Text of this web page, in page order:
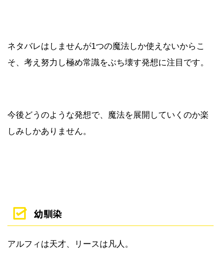
ネタバレはしませんが1つの魔法しか使えないからこ
そ、考え努力し極め常識をぶち壊す発想に注目です。
今後どうのような発想で、魔法を展開していくのか楽
しみしかありません。
幼馴染
アルフィは天才、リースは凡人。